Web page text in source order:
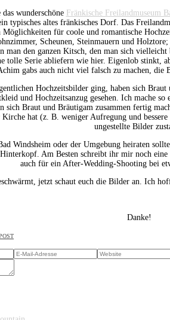
wunderschöne Fränkische Freilandmuseum
typisches altes fränkisches Dorf. Das
Möglichkeiten für coole und romantische
Scheunen, Steinmauern und
man den ganzen Kitsch, den man sich
tolle Serie abliefern wie hier. Eigenlob stinkt,
gabs auch nicht viel falsch zu machen, die
Hochzeitsbilder ging, haben sich
und Hochzeitsanzug gesehen. Ich mache
sich Braut und Bräutigam zusammen fertig
hat (z. B. weniger Aufregung und
ungestellte Bilder
Windsheim oder der Umgebung heiraten
Am Besten schreibt ihr mir noch
auch für ein After-Wedding-Shooting bei
jetzt schaut euch die Bilder an. Ich
Danke!